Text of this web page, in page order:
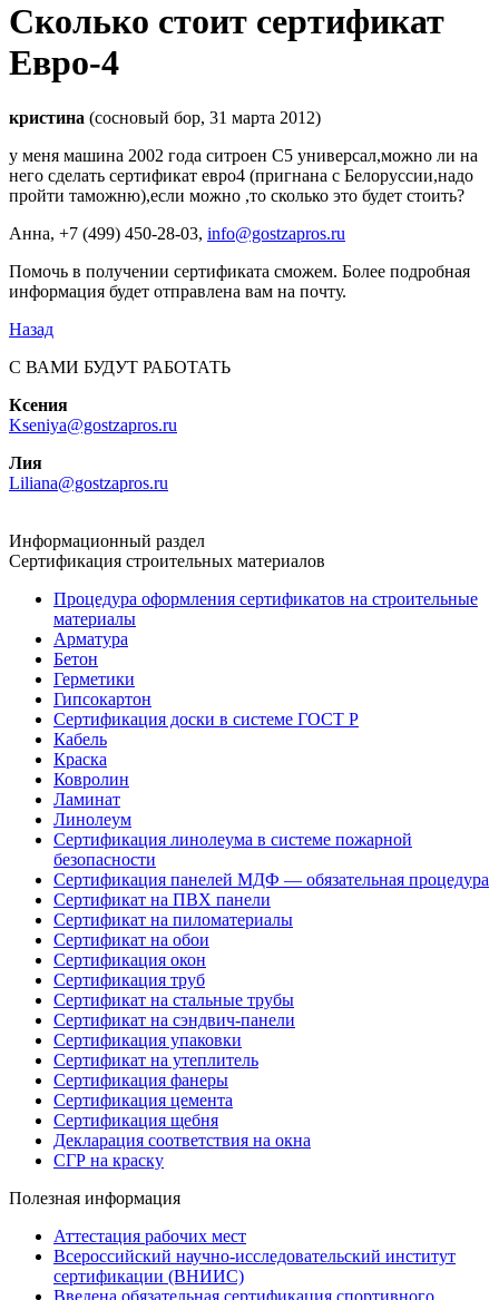
Сколько стоит сертификат
Евро-4
кристина (сосновый бор, 31 марта 2012)
у меня машина 2002 года ситроен С5 универсал,можно ли на
него сделать сертификат евро4 (пригнана с Белоруссии,надо
пройти таможню),если можно ,то сколько это будет стоить?
Анна, +7 (499) 450-28-03, info@gostzapros.ru
Помочь в получении сертификата сможем. Более подробная
информация будет отправлена вам на почту.
Назад
С ВАМИ БУДУТ РАБОТАТЬ
Ксения
Kseniya@gostzapros.ru
Лия
Liliana@gostzapros.ru
Информационный раздел
Сертификация строительных материалов
Процедура оформления сертификатов на строительные
материалы
Арматура
Бетон
Герметики
Гипсокартон
Сертификация доски в системе ГОСТ Р
Кабель
Краска
Ковролин
Ламинат
Линолеум
Сертификация линолеума в системе пожарной
безопасности
Сертификация панелей МДФ — обязательная процедура
Сертификат на ПВХ панели
Сертификат на пиломатериалы
Сертификат на обои
Сертификация окон
Сертификация труб
Сертификат на стальные трубы
Сертификат на сэндвич-панели
Сертификация упаковки
Сертификат на утеплитель
Сертификация фанеры
Сертификация цемента
Сертификация щебня
Декларация соответствия на окна
СГР на краску
Полезная информация
Аттестация рабочих мест
Всероссийский научно-исследовательский институт
сертификации (ВНИИС)
Введена обязательная сертификация спортивного